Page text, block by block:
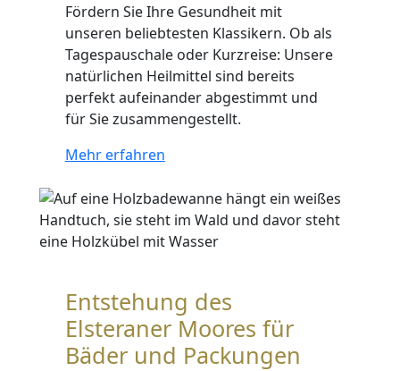
Fördern Sie Ihre Gesundheit mit
unseren beliebtesten Klassikern. Ob als
Tagespauschale oder Kurzreise: Unsere
natürlichen Heilmittel sind bereits
perfekt aufeinander abgestimmt und
für Sie zusammengestellt.
Mehr erfahren
Entstehung des
Elsteraner Moores für
Bäder und Packungen